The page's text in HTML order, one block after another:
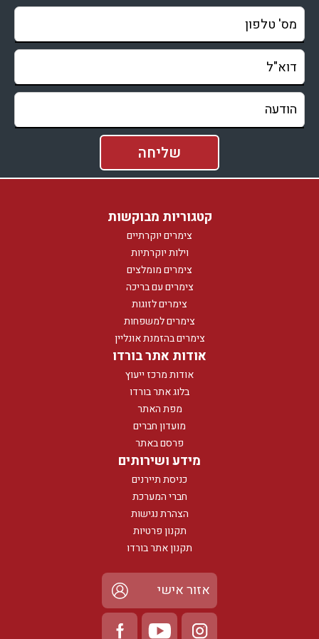
קטגוריות מבוקשות
צימרים יוקרתיים
וילות יוקרתיות
צימרים מומלצים
צימרים עם בריכה
צימרים לזוגות
צימרים למשפחות
צימרים בהזמנת אונליין
אודות אתר בורדו
אודות מרכז ייעוץ
בלוג אתר בורדו
מפת האתר
מועדון חברים
פרסם באתר
מידע ושירותים
כניסת תיירנים
חברי המערכת
הצהרת נגישות
תקנון פרטיות
תקנון אתר בורדו
אזור אישי